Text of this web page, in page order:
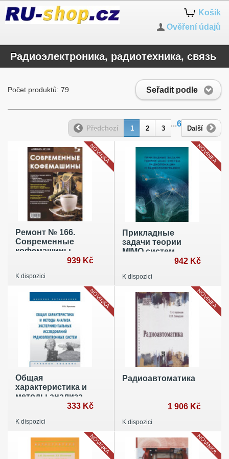
Košík
Ověření údajů
Радиоэлектроника, радиотехника, связь
Seřadit podle
Počet produktů: 79
Předchozí 1 2 3
...6
Další
Ремонт № 166.
Современные
кофемашины
939 Kč
K dispozici
NOVINKA
Прикладные
задачи теории
MIMO систем
радиолокации и942 Kč
K dispozici
NOVINKA
Общая
характеристика и
методы анализа
экспериментальных
радиоэлектронных
пособие
333 Kč
K dispozici
NOVINKA
Радиоавтоматика
1 906 Kč
K dispozici
NOVINKA
NOVINKA NOVINKA